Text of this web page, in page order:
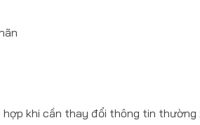
hợp khi cần thay đổi thông tin